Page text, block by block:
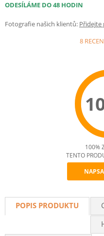
ODESÍLÁME DO 48 HODIN
Fotografie našich klientů:
8
100%
TENTO
POPIS PRODUKTU